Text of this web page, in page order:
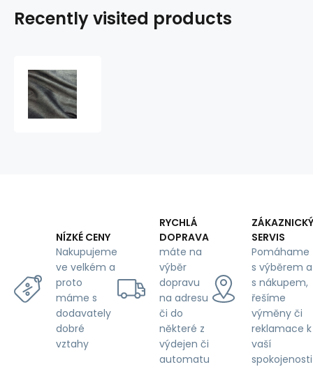
Recently visited products
Pet
Proof
NÍZKÉ CENY
Nakupujeme
ve velkém a
proto
máme s
dodavately
dobré
vztahy
RYCHLÁ
DOPRAVA
máte na
výběr
dopravu
na adresu
či do
některé z
výdejen či
automatu
ZÁKAZNICKÝ
SERVIS
Pomáhame
s výběrem a
s nákupem,
řešíme
výměny či
reklamace k
vaší
spokojenosti